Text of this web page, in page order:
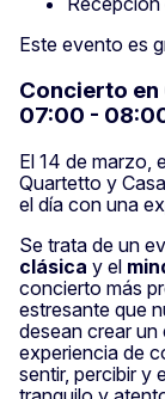
Este evento es
Concierto en
07:00 -
El 14 de marzo,
Quartetto y
el día con una
Se trata de un
clásica y el
concierto más
estresante que
desean crear un
experiencia de
sentir, percibir y